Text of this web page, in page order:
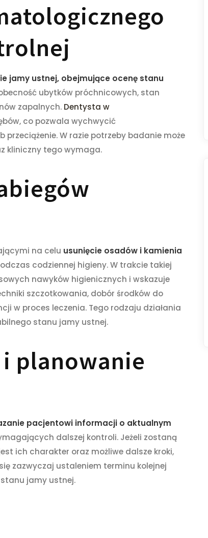
jamy ustnej, obejmujące ocenę stanu
ubytków próchnicowych, stan
zapalnych. Dentysta w
co pozwala wychwycić
przeciążenie. W razie potrzeby badanie może
kliniczny tego wymaga.
na celu usunięcie osadów i kamienia
codziennej higieny. W trakcie takiej
nawyków higienicznych i wskazuje
szczotkowania, dobór środków do
w proces leczenia. Tego rodzaju działania
stanu jamy ustnej.
planowanie
pacjentowi informacji o aktualnym
dalszej kontroli. Jeżeli zostaną
ich charakter oraz możliwe dalsze kroki,
zazwyczaj ustaleniem terminu kolejnej
jamy ustnej.